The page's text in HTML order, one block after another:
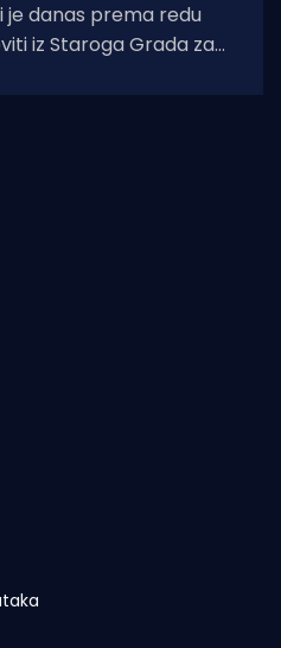
je danas prema redu
iz Staroga Grada za